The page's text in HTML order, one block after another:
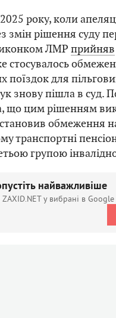
року, коли
змін рішення суду
ЛМР прийняв
стосувалось
поїздок для
знову пішла в суд.
що цим рішенням
обмеження
транспортні
групою
найважливіше
у вибрані в Google